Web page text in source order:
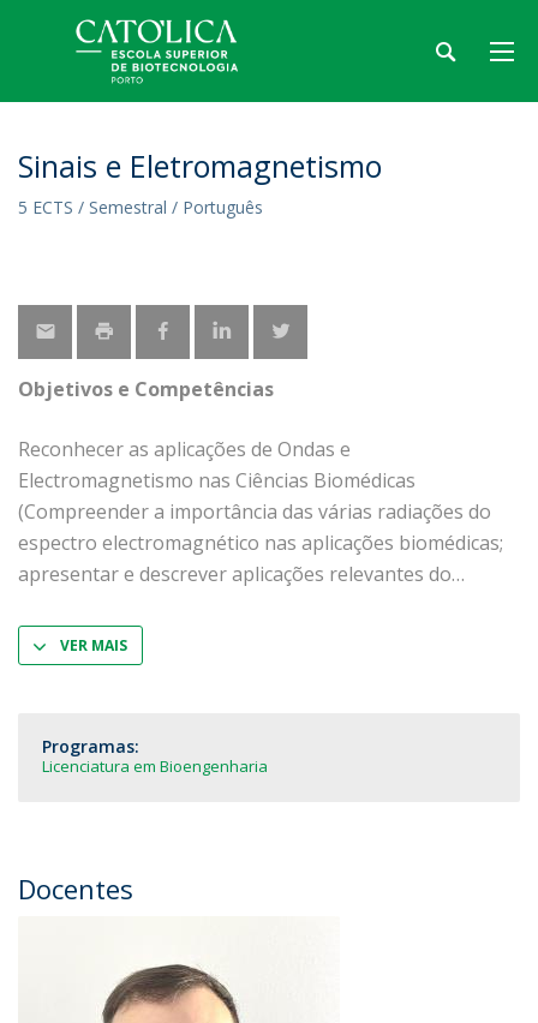
Sinais e Eletromagnetismo
5 ECTS / Semestral / Português
Objetivos e Competências
Reconhecer as aplicações de Ondas e
Electromagnetismo nas Ciências Biomédicas
(Compreender a importância das várias radiações do
espectro electromagnético nas aplicações biomédicas;
apresentar e descrever aplicações relevantes do
VER MAIS
Programas:
Licenciatura em Bioengenharia
Docentes